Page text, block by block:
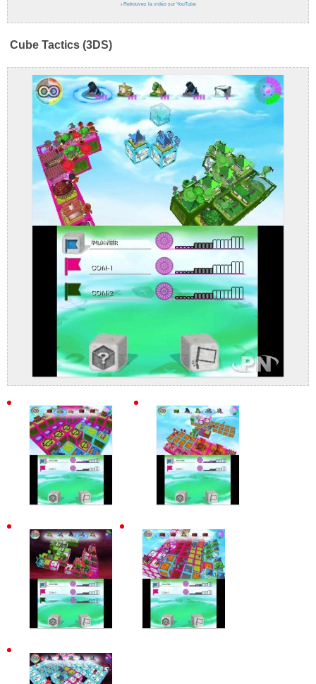
› Retrouvez la vidéo sur YouTube
Cube Tactics (3DS)